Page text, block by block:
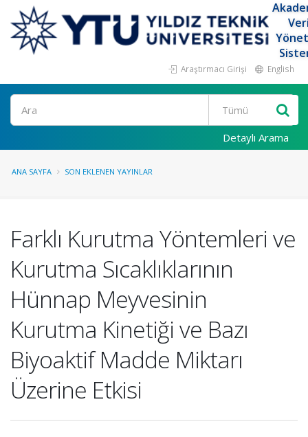
Araştırmacı Girişi English
Ara
Detaylı Arama
ANA SAYFA SON EKLENEN YAYINLAR
Farklı Kurutma Yöntemleri ve
Kurutma Sıcaklıklarının
Hünnap Meyvesinin
Kurutma Kinetiği ve Bazı
Biyoaktif Madde Miktarı
Üzerine Etkisi